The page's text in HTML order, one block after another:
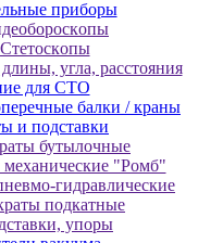
пpибopы
Cтeтocкoпы
углa, paccтoяния
для CТО
балки / краны
и подставки
бутылочные
"Ромб"
гидравлические
подкатные
упоры